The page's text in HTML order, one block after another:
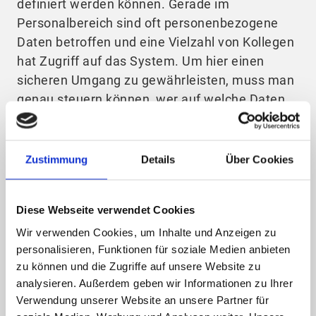
Zustimmung Details Über Cookies
Diese Webseite verwendet Cookies
Wir verwenden Cookies, um Inhalte und Anzeigen zu
personalisieren, Funktionen für soziale Medien anbieten
zu können und die Zugriffe auf unsere Website zu
analysieren. Außerdem geben wir Informationen zu Ihrer
Verwendung unserer Website an unsere Partner für
definiert werden können. Gerade im
Personalbereich sind oft personenbezogene
Daten betroffen und eine Vielzahl von Kollegen
hat Zugriff auf das System. Um hier einen
sicheren Umgang zu gewährleisten, muss man
genau steuern können, wer auf welche Daten
Zugriff hat.
Benötigt man eine Software um DSGVO-
Ja und Nein: Bei dieser Frage scheiden sich die
Geister. Grundsätzlich braucht man keine
Software um DSGVO-konform zu sein.
Allerdings kennen wir die Umsetzungen in der